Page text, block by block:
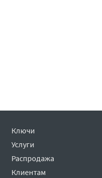
Ключи
Услуги
Распродажа
Клиентам